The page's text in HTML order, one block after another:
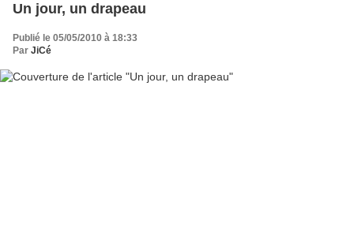
Un jour, un drapeau
Publié le 05/05/2010 à 18:33
Par JiCé